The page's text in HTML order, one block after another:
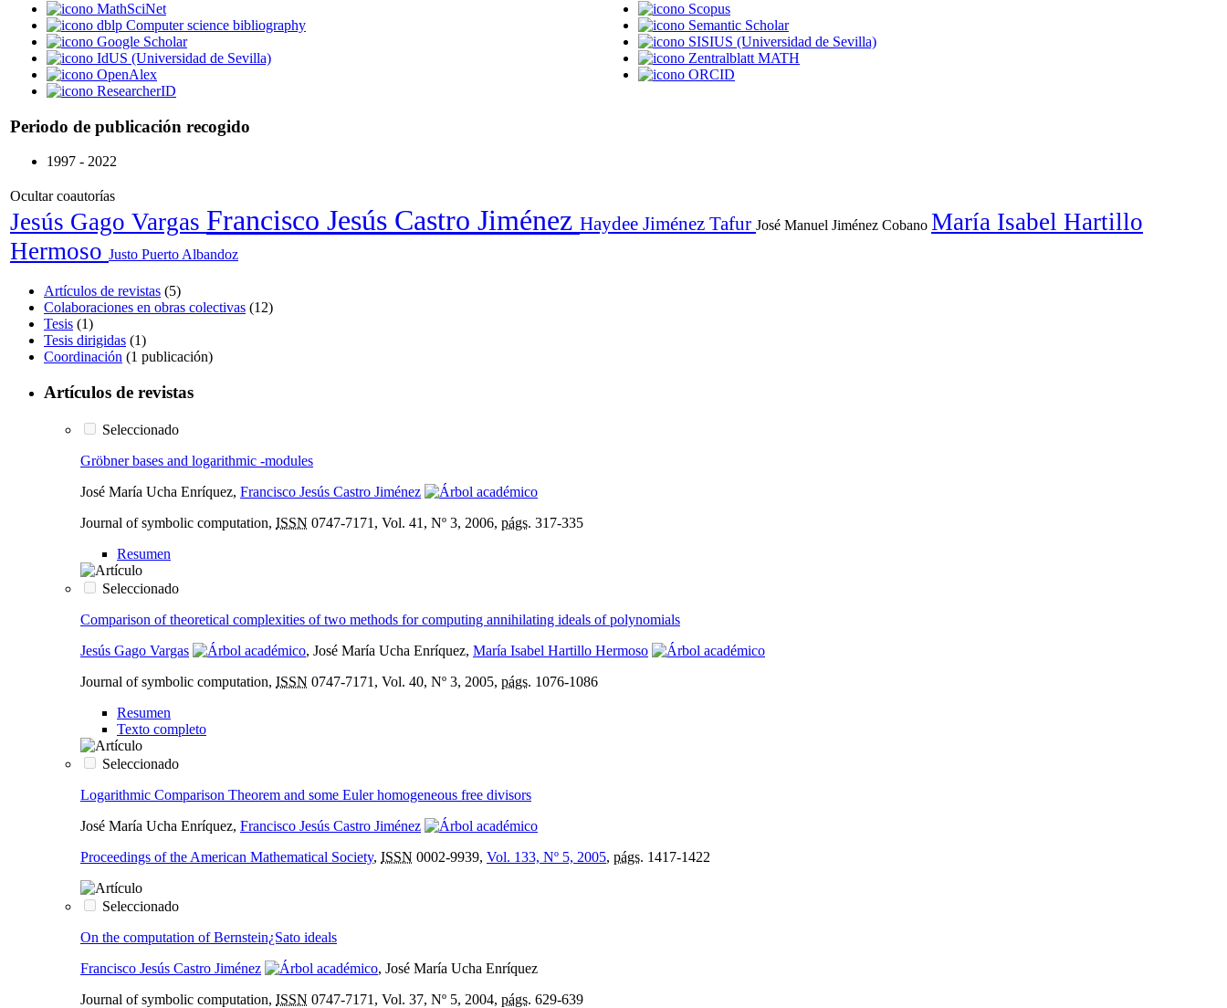
MathSciNet
dblp Computer science bibliography
Google Scholar
IdUS (Universidad de Sevilla)
OpenAlex
ResearcherID
Scopus
Semantic Scholar
SISIUS (Universidad de Sevilla)
Zentralblatt MATH
ORCID
Periodo de publicación recogido
1997 - 2022
Ocultar coautorías
Jesús Gago Vargas Francisco Jesús Castro Jiménez Haydee Jiménez Tafur José Manuel Jiménez Cobano María Isabel Hartillo
Hermoso Justo Puerto Albandoz
Artículos de revistas (5)
Colaboraciones en obras colectivas (12)
Tesis (1)
Tesis dirigidas (1)
Coordinación (1 publicación)
Artículos de revistas
Seleccionado
Gröbner bases and logarithmic -modules
José María Ucha Enríquez, Francisco Jesús Castro Jiménez
Journal of symbolic computation, ISSN 0747-7171, Vol. 41, Nº 3, 2006, págs. 317-335
Resumen
Seleccionado
Comparison of theoretical complexities of two methods for computing annihilating ideals of polynomials
Jesús Gago Vargas
, José María Ucha Enríquez, María Isabel Hartillo Hermoso
Journal of symbolic computation, ISSN 0747-7171, Vol. 40, Nº 3, 2005, págs. 1076-1086
Resumen
Texto completo
Seleccionado
Logarithmic Comparison Theorem and some Euler homogeneous free divisors
José María Ucha Enríquez, Francisco Jesús Castro Jiménez
Proceedings of the American Mathematical Society, ISSN 0002-9939, Vol. 133, Nº 5, 2005, págs. 1417-1422
Seleccionado
On the computation of Bernstein¿Sato ideals
Francisco Jesús Castro Jiménez
, José María Ucha Enríquez
Journal of symbolic computation, ISSN 0747-7171, Vol. 37, Nº 5, 2004, págs. 629-639